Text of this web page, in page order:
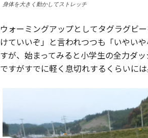
身体を大きく動かしてストレッチ
ウォーミングアップとしてタグラグビ
けていいぞ」と言われつつも「いやい
すが、始まってみると小学生の全力ダ
ですがすでに軽く息切れするくらいには